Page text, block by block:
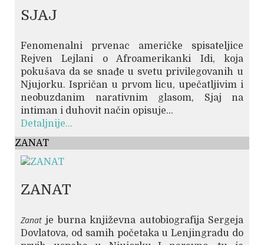
SJAJ
Fenomenalni prvenac američke spisateljice
Rejven Lejlani o Afroamerikanki Idi, koja
pokušava da se snađe u svetu privilegovanih u
Njujorku. Ispričan u prvom licu, upečatljivim i
neobuzdanim narativnim glasom, Sjaj na
intiman i duhovit način opisuje...
Detaljnije...
ZANAT
ZANAT
Zanat je burna književna autobiografija Sergeja
Dovlatova, od samih početaka u Lenjingradu do